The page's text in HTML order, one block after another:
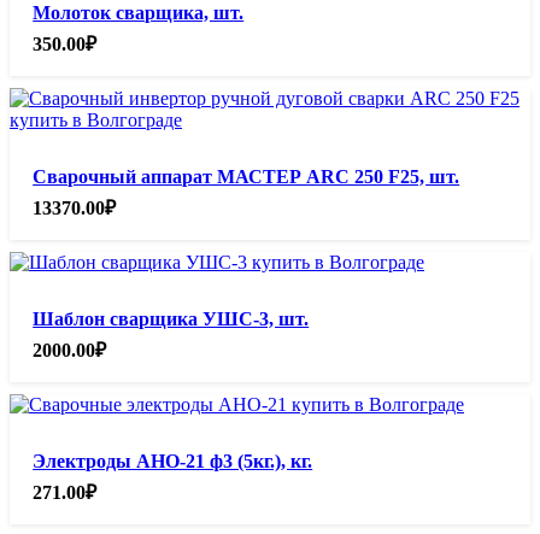
Молоток сварщика, шт.
350.00₽
Сварочный аппарат МАСТЕР ARC 250 F25, шт.
13370.00₽
Шаблон сварщика УШС-3, шт.
2000.00₽
Электроды АНО-21 ф3 (5кг.), кг.
271.00₽